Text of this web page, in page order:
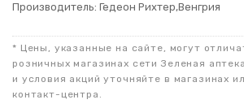
Производитель: Гедеон Рихтер,Венгрия
* Цены, указанные на сайте, могут
розничных магазинах сети Зеленая
и условия акций уточняйте в магазинах
контакт-центра.